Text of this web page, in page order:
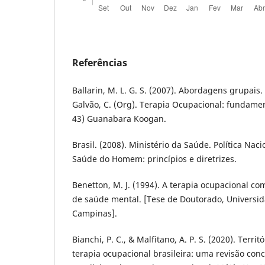
Referências
Ballarin, M. L. G. S. (2007). Abordagens
Galvão, C. (Org). Terapia Ocupacional:
43) Guanabara Koogan.
Brasil. (2008). Ministério da Saúde. Política
Saúde do Homem: princípios e diretrizes.
Benetton, M. J. (1994). A terapia ocupacional
de saúde mental. [Tese de Doutorado,
Campinas].
Bianchi, P. C., & Malfitano, A. P. S. (2020).
terapia ocupacional brasileira: uma revisão